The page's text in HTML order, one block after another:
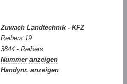
Zuwach Landtechnik - KFZ
Reibers 19
3844 - Reibers
Nummer anzeigen
Handynr. anzeigen